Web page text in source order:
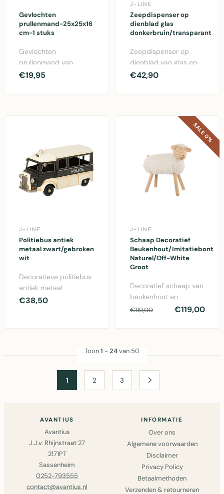
Gevlochten
prullenmand-25x25x16
cm-1 stuks
Gevlochten
prullenmand van
bananenblad in naturel
€19,95
J-LINE
Zeepdispenser op
dienblad glas
donkerbruin/transparant
Zeepdispenser op
dienblad van glas en
paulowniahout in
€42,90
J-LINE
Politiebus antiek
metaal zwart/gebroken
wit
Decoratieve politiebus
antiek metaal
zwart/gebroken wit -
€38,50
SALE 0%
J-LINE
Schaap Decoratief
Beukenhout/Imitatiebont
Naturel/Off-White
Groot
Decoratief schaap van
beukenhout en
imitatiebont in
€119,00 €119,00
Toon1 - 24van 50
1 2 3
AVANTIUS
Avantius
J.J.v. Rhijnstraat 27
2171PT
Sassenheim
0252-793555
contact@avantius.nl
INFORMATIE
Over ons
Algemene voorwaarden
Disclaimer
Privacy Policy
Betaalmethoden
Verzenden & retourneren